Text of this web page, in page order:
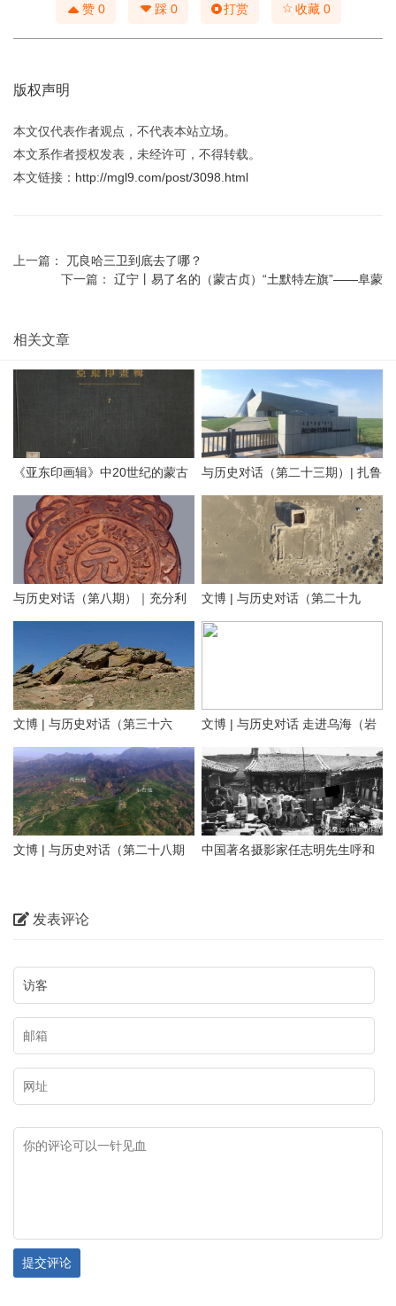
赞 0 踩 0 打赏 ☆收藏 0
版权声明
本文仅代表作者观点，不代表本站立场。
本文系作者授权发表，未经许可，不得转载。
本文链接： http://mgl9.com/post/3098.html
上一篇： 兀良哈三卫到底去了哪？
下一篇： 辽宁丨易了名的（蒙古贞）“土默特左旗”——阜蒙
相关文章
《亚东印画辑》中20世纪的蒙古
地方老照片（附AI彩色复原）
与历史对话（第二十三期）| 扎鲁
特旗南宝力皋吐博物馆
与历史对话（第八期）｜充分利
用内蒙古元代文化遗产资源，铸
牢中华民族共同体意识
文博 | 与历史对话（第二十九
期）留住历史根脉 传承中华文明
文博 | 与历史对话（第三十六
期）探寻隆盛庄“大明洪武二十九
年”石刻 见证乌兰察布修筑最早
的明代长城
文化是一个国家、一个民族的灵
魂。中华文化悠久的历史，积淀
着中华民族最深沉的精神追求，
代表着中华民族独特的精神标
识。在乌海这片热土上，既有优
您领略乌海市独具特色的文化资
化基因的魅力。
01 岩画
乌海桌子山岩画群位于在鄂尔多
召烧沟岩画、雀尔沟岩画、苦菜
沟岩画、乌兰布拉格岩画、摩儿
沟岩画等。岩画地点约二十余
文博 | 与历史对话 走进乌海（岩
画长城遗址篇）
文博 | 与历史对话（第二十八期
中国著名摄影家任志明先生呼和
发表评论
提交评论